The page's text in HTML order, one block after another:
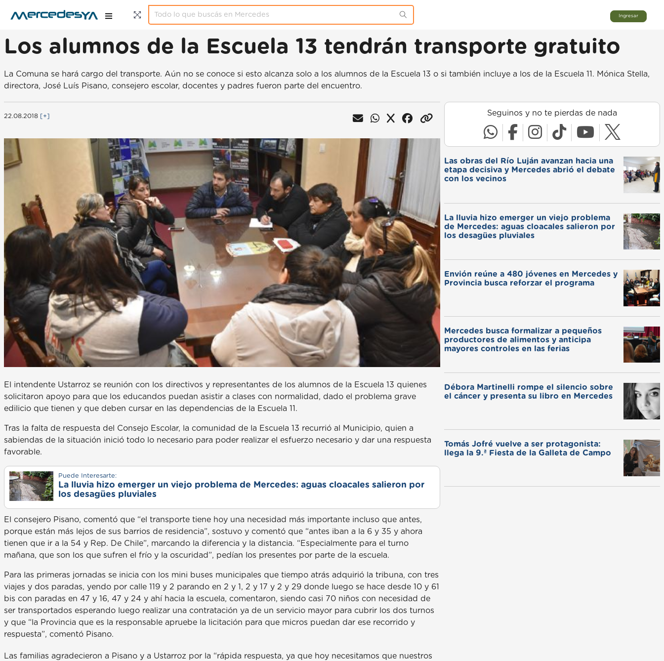
Ingresar
Los alumnos de la Escuela 13 tendrán transporte gratuito
La Comuna se hará cargo del transporte. Aún no se conoce si esto alcanza solo a los alumnos de la Escuela 13 o si también incluye a los de la Escuela 11. Mónica Stella,
directora, José Luís Pisano, consejero escolar, docentes y padres fueron parte del encuentro.
22.08.2018 [+]
El intendente Ustarroz se reunión con los directivos y representantes de los alumnos de la Escuela 13 quienes
solicitaron apoyo para que los educandos puedan asistir a clases con normalidad, dado el problema grave
edilicio que tienen y que deben cursar en las dependencias de la Escuela 11.
Tras la falta de respuesta del Consejo Escolar, la comunidad de la Escuela 13 recurrió al Municipio, quien a
sabiendas de la situación inició todo lo necesario para poder realizar el esfuerzo necesario y dar una respuesta
favorable.
Puede Interesarte:
La lluvia hizo emerger un viejo problema de Mercedes: aguas cloacales salieron por
los desagües pluviales
El consejero Pisano, comentó que “el transporte tiene hoy una necesidad más importante incluso que antes,
porque están más lejos de sus barrios de residencia”, sostuvo y comentó que “antes iban a la 6 y 35 y ahora
tienen que ir a la 54 y Rep. De Chile”, marcando la diferencia y la distancia. “Especialmente para el turno
mañana, que son los que sufren el frío y la oscuridad”, pedían los presentes por parte de la escuela.
Para las primeras jornadas se inicia con los mini buses municipales que tiempo atrás adquirió la tribuna, con tres
viajes y dos paradas, yendo por calle 119 y 2 parando en 2 y 1, 2 y 17 y 2 y 29 donde luego se hace desde 10 y 61
bis con paradas en 47 y 16, 47 y 24 y ahí hacia la escuela, comentaron, siendo casi 70 niños con necesidad de
ser transportados esperando luego realizar una contratación ya de un servicio mayor para cubrir los dos turnos
y que “la Provincia que es la responsable apruebe la licitación para que micros puedan dar ese recorrido y
respuesta”, comentó Pisano.
Las familias agradecieron a Pisano y a Ustarroz por la “rápida respuesta, ya que hoy necesitamos que nuestros
Seguinos y no te pierdas de nada
Las obras del Río Luján avanzan hacia una
etapa decisiva y Mercedes abrió el debate
con los vecinos
La lluvia hizo emerger un viejo problema
de Mercedes: aguas cloacales salieron por
los desagües pluviales
Envión reúne a 480 jóvenes en Mercedes y
Provincia busca reforzar el programa
Mercedes busca formalizar a pequeños
productores de alimentos y anticipa
mayores controles en las ferias
Débora Martinelli rompe el silencio sobre
el cáncer y presenta su libro en Mercedes
Tomás Jofré vuelve a ser protagonista:
llega la 9.ª Fiesta de la Galleta de Campo